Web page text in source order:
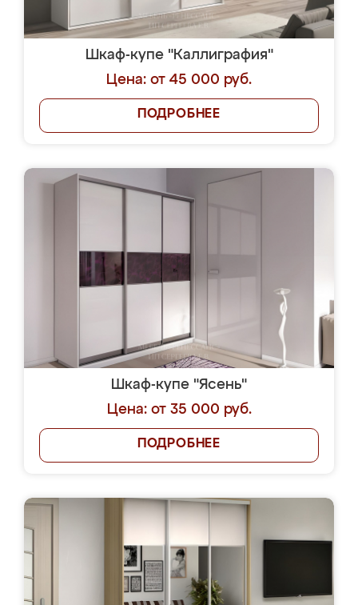
Шкаф-купе "Каллиграфия"
Цена: от 45 000 руб.
ПОДРОБНЕЕ
Шкаф-купе "Ясень"
Цена: от 35 000 руб.
ПОДРОБНЕЕ